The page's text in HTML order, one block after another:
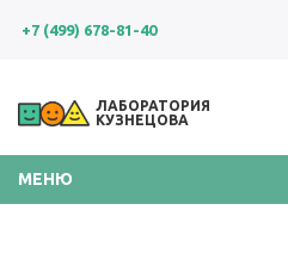
+7 (499) 678-81-40
ЛАБОРАТОРИЯ
КУЗНЕЦОВА
МЕНЮ